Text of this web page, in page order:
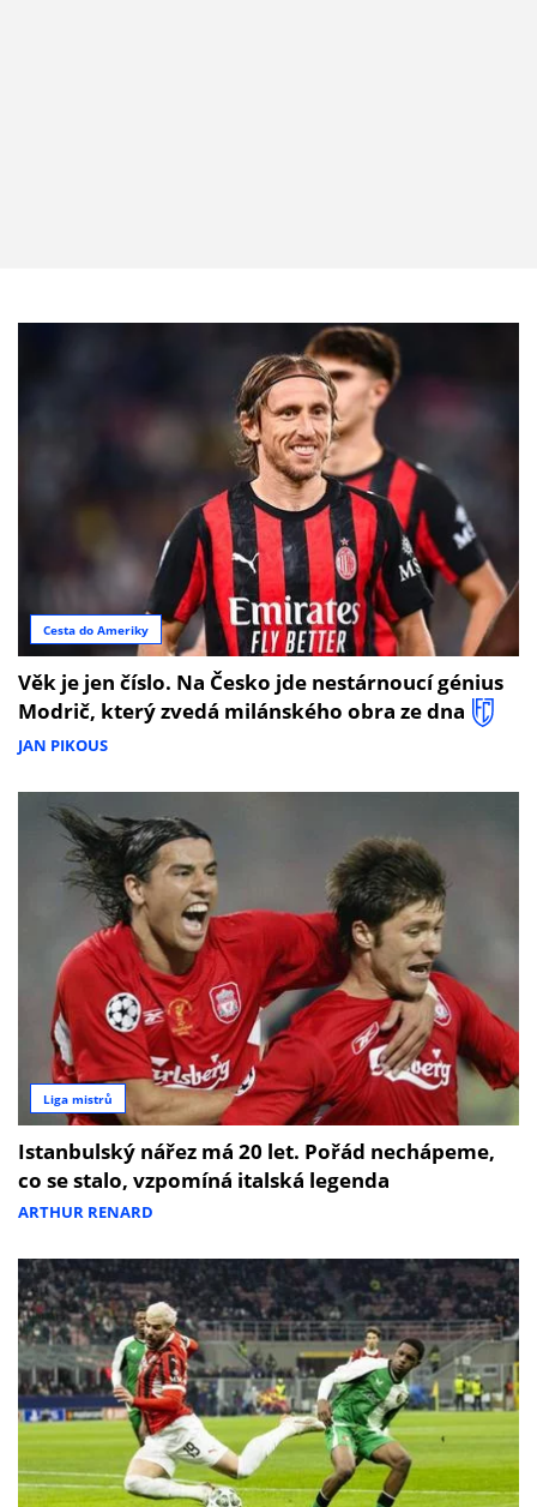
Cesta do Ameriky
Věk je jen číslo. Na Česko jde nestárnoucí génius
Modrič, který zvedá milánského obra ze dna
JAN PIKOUS
Liga mistrů
Istanbulský nářez má 20 let. Pořád nechápeme,
co se stalo, vzpomíná italská legenda
ARTHUR RENARD